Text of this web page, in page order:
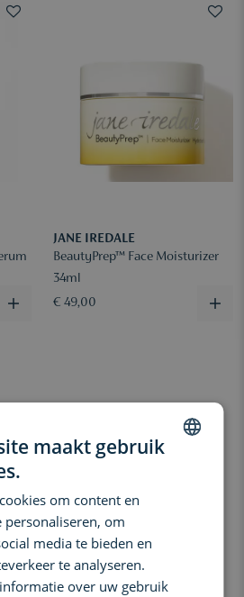
JANE IREDALE
BeautyPrep™ Face Moisturizer
34ml
€ 49,00
maakt gebruik
om content en
personaliseren, om
media te bieden en
te analyseren.
over uw gebruik